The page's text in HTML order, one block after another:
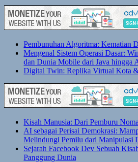
Pembunuhan Algoritma: Kematian
Mengenal Sistem Operasi Dasar:
dan Dunia Mobile dari Java hingga
Digital Twin: Replika Virtual Kota
Kisah Manusia: Dari Pemburu
AI sebagai Perisai Demokrasi:
Melindungi Pemilu dari Manipulasi
Sejarah Facebook Dev Sebuah
Panggung Dunia